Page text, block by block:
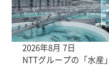
2026年8月 7日
NTTグループの「水産